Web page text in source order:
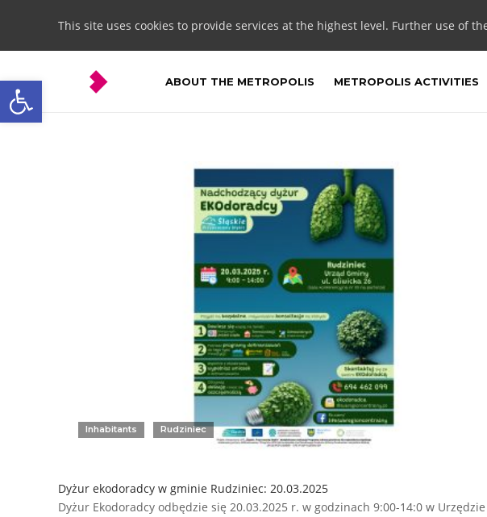
Open toolbar
This site uses cookies to provide services at the highest level. Further use of
ABOUT THE METROPOLIS METROPOLIS ACTIVITIES
Inhabitants Rudziniec
Dyżur ekodoradcy w gminie Rudziniec: 20.03.2025
Dyżur Ekodoradcy odbędzie się 20.03.2025 r. w godzinach 9:00-14:0 w